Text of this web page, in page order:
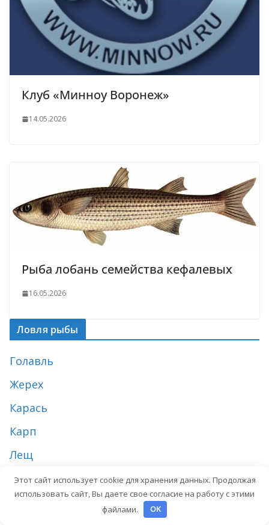
Клуб «Минноу Воронеж»
14.05.2026
Рыба лобань семейства кефалевых
16.05.2026
Ловля рыбы
Голавль
Жерех
Карась
Карп
Лещ
Окунь
Плотва
Этот сайт использует cookie для хранения данных. Продолжая
использовать сайт, Вы даете свое согласие на работу с этими
файлами.
OK